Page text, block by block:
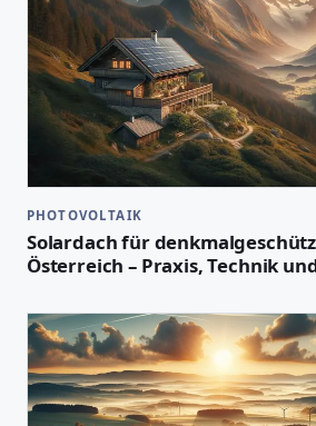
PHOTOVOLTAIK
Solardach für
Österreich – Praxis, Technik